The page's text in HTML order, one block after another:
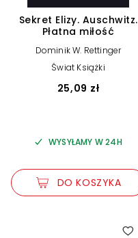
Sekret Elizy. Auschwitz.
Płatna miłość
Dominik W. Rettinger
Świat Książki
25,09 zł
WYSYŁAMY W 24H
DO KOSZYKA